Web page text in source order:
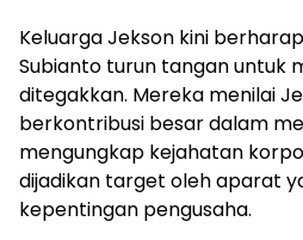
Keluarga Jekson kini
Subianto turun tangan untuk
ditegakkan. Mereka menilai
berkontribusi besar dalam
mengungkap kejahatan
dijadikan target oleh aparat
kepentingan pengusaha.